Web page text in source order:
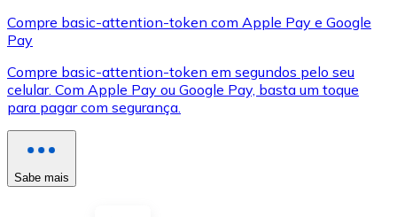
Ver tudo
Cupons cripto
Compre criptomoedas com dinheiro e outros
Compre basic-attention-token com Apple Pay e Google
Pay
Compre basic-attention-token em segundos pelo seu
celular. Com Apple Pay ou Google Pay, basta um toque
para pagar com segurança.
Sabe mais